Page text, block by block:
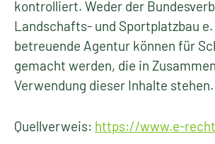
kontrolliert. Weder der
Landschafts- und Sportplatzbau e.
betreuende Agentur können für
gemacht werden, die in
Verwendung dieser Inhalte stehen.
Quellverweis: https://www.e-